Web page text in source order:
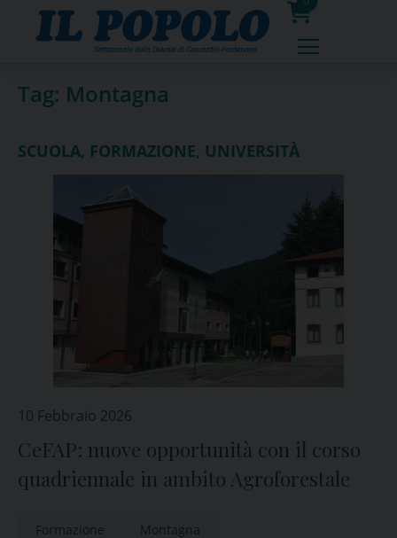
0
prodotti
Tag: Montagna
SCUOLA, FORMAZIONE, UNIVERSITÀ
10 Febbraio 2026
CeFAP: nuove opportunità con il corso
quadriennale in ambito Agroforestale
Formazione Montagna